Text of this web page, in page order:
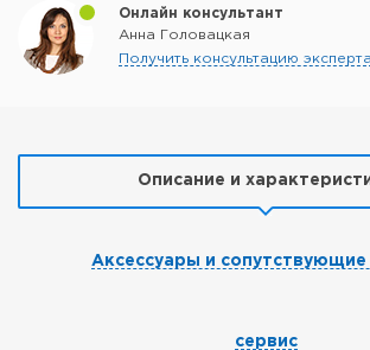
Онлайн консультант
Анна Головацкая
Получить консультацию эксперта
Описание и
Аксессуары и
сервис